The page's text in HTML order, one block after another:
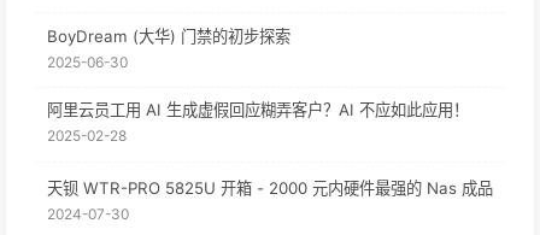
BoyDream (大华) 门禁的初步探索
2025-06-30
阿里云员工用 AI 生成虚假回应糊弄客户？AI 不应如此应用！
2025-02-28
天钡 WTR-PRO 5825U 开箱 - 2000 元内硬件最强的 Nas 成品
2024-07-30